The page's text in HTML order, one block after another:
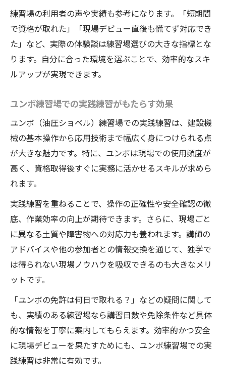
練習場の利用者の声や実績も参考になります。「短期間
で資格が取れた」「現場デビュー直後も慌てず対応でき
た」など、実際の体験談は練習場選びの大きな指標とな
ります。自分に合った環境を選ぶことで、効率的なスキ
ルアップが実現できます。
ユンボ練習場での実践練習がもたらす効果
ユンボ（油圧ショベル）練習場での実践練習は、建設機
械の基本操作から応用技術まで幅広く身につけられる点
が大きな魅力です。特に、ユンボは現場での使用頻度が
高く、資格取得後すぐに実務に活かせるスキルが求めら
れます。
実践練習を重ねることで、操作の正確性や安全確認の徹
底、作業効率の向上が期待できます。さらに、現場ごと
に異なる土質や障害物への対応力も養われます。講師の
アドバイスや他の参加者との情報交換を通じて、独学で
は得られない現場ノウハウを吸収できるのも大きなメリ
ットです。
「ユンボの免許は何日で取れる？」などの疑問に関して
も、実績のある練習場なら講習日数や免除条件など具体
的な情報を丁寧に案内してもらえます。効率的かつ安全
に現場デビューを果たすためにも、ユンボ練習場での実
践練習は非常に有効です。